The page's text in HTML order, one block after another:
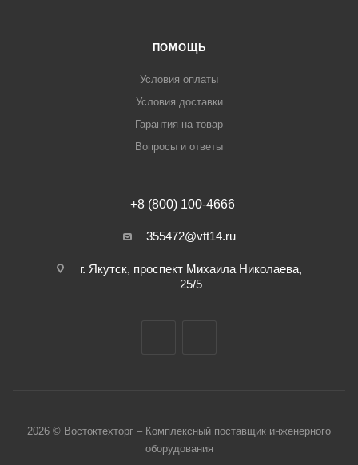
ПОМОЩЬ
Условия оплаты
Условия доставки
Гарантия на товар
Вопросы и ответы
+8 (800) 100-4666
355472@vtt14.ru
г. Якутск, проспект Михаила Николаева,
25/5
2026 © Востоктехторг – Комплексный поставщик инженерного
оборудования